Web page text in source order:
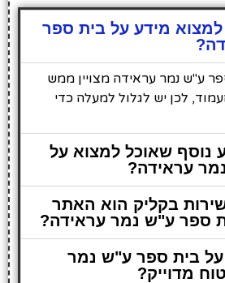
מידע על בית ספר
ע"ש נמר עראידה מצויין ממש
לכן יש לגלול למעלה כדי
שאוכל למצוא על
עראידה?
בקליק הוא האתר
ספר ע"ש נמר עראידה?
בית ספר ע"ש נמר
מדוייק?